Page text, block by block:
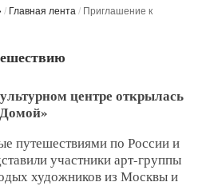
/ Главная лента / Приглашение к
центре открылась
путешествиями по России и
участники арт-группы
художников из Москвы и